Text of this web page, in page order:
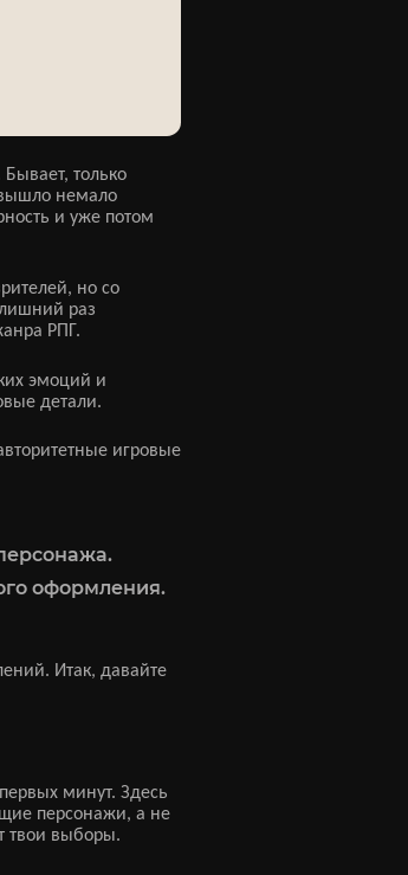
только
немало
и уже потом
но со
раз
РПГ.
эмоций и
детали.
игровые
оформления.
Итак, давайте
минут. Здесь
персонажи, а не
твои выборы.